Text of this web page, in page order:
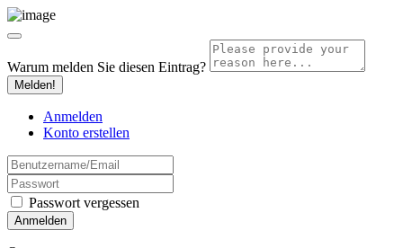
Warum melden Sie diesen Eintrag?
Melden!
Anmelden
Konto erstellen
Passwort vergessen